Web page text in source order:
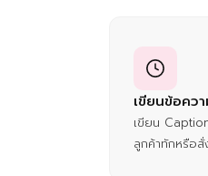
เขียนข้อคว
เขียน
ลูกค้าทักหรือ